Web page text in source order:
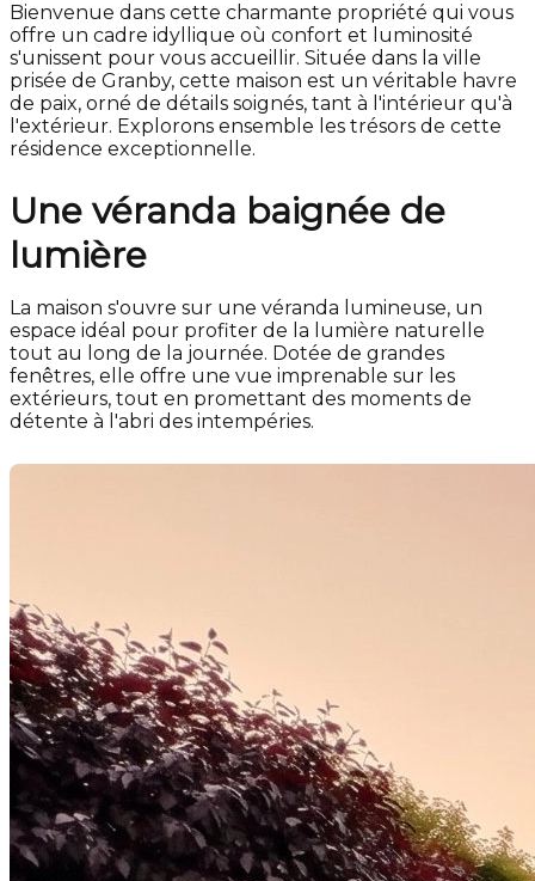
Bienvenue dans cette charmante propriété qui vous
offre un cadre idyllique où confort et luminosité
s'unissent pour vous accueillir. Située dans la ville
prisée de Granby, cette maison est un véritable havre
de paix, orné de détails soignés, tant à l'intérieur qu'à
l'extérieur. Explorons ensemble les trésors de cette
résidence exceptionnelle.
Une véranda baignée de
lumière
La maison s'ouvre sur une véranda lumineuse, un
espace idéal pour profiter de la lumière naturelle
tout au long de la journée. Dotée de grandes
fenêtres, elle offre une vue imprenable sur les
extérieurs, tout en promettant des moments de
détente à l'abri des intempéries.